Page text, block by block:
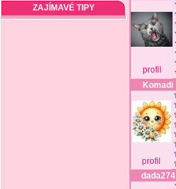
ZAJÍMAVÉ TIPY
profil
Komadi
profil
dada274